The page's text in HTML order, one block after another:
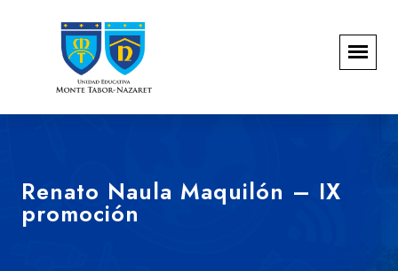
Renato Naula Maquilón – IX
promoción